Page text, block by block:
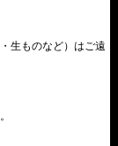
生ものなど）はご遠